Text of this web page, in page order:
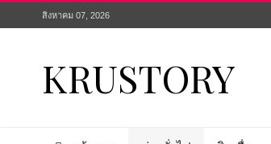
สิงหาคม 07, 2026
KRUSTORY